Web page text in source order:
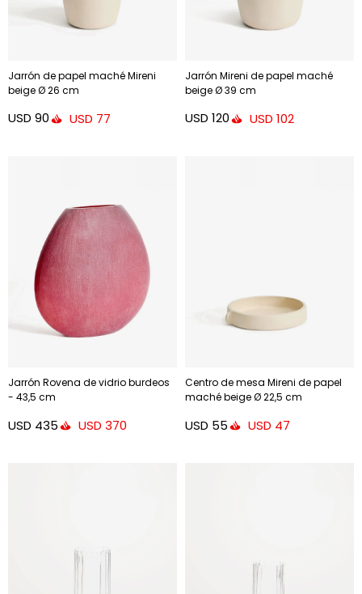
Jarrón de papel maché Mireni
beige Ø 26 cm
USD 90 USD 77
Jarrón Mireni de papel maché
beige Ø 39 cm
USD 120 USD 102
Jarrón Rovena de vidrio burdeos
- 43,5 cm
USD 435 USD 370
Centro de mesa Mireni de papel
maché beige Ø 22,5 cm
USD 55 USD 47